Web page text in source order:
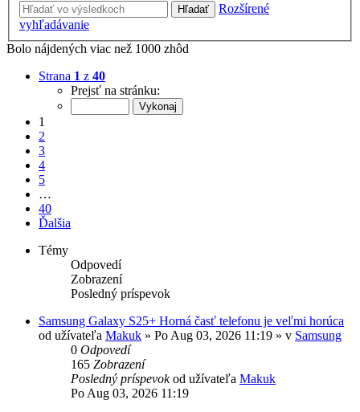
Hľadať
Rozšírené
vyhľadávanie
Bolo nájdených viac než 1000 zhôd
Strana 1 z 40
Prejsť na stránku:
1
2
3
4
5
…
40
Ďalšia
Témy
Odpovedí
Zobrazení
Posledný príspevok
Samsung Galaxy S25+ Horná časť telefonu je veľmi horúca
od užívateľa Makuk » Po Aug 03, 2026 11:19 » v Samsung
0 Odpovedí
165 Zobrazení
Posledný príspevokod užívateľa Makuk
Po Aug 03, 2026 11:19